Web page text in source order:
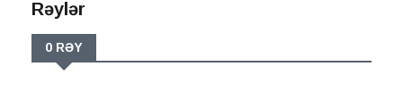
Rəylər
0 RƏY